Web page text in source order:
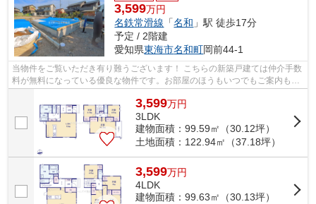
3,599万円
名鉄常滑線 「名和 」駅 徒歩17分
予定 / 2階建
愛知県東海市名和町岡前44-1
当物件をご覧いただき有り難うございます！ こちらの新築戸建ては仲介手数
料が無料になっている優良な物件です。お部屋のほうもいつでもご案内もさ
せて頂きますのでお気軽にお問合せ下...
3,599万円
3LDK
建物面積：99.59㎡（30.12坪）
土地面積：122.94㎡（37.18坪）
3,599万円
4LDK
建物面積：99.63㎡（30.13坪）